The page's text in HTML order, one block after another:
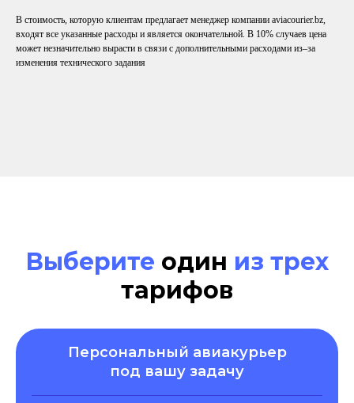
В стоимость, которую клиентам предлагает менеджер компании aviacourier.bz,
входят все указанные расходы и является окончательной. В 10% случаев цена
может незначительно вырасти в связи с дополнительными расходами из–за
изменения технического задания
Выберите один из трех
тарифов
Персональный авиакурьер
под вашу задачу